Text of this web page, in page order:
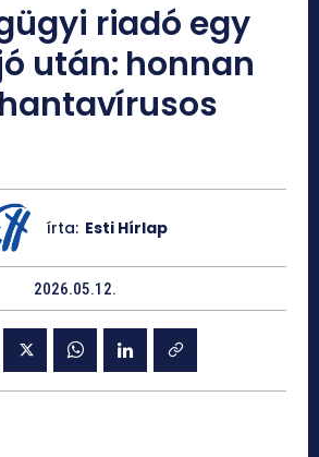
riadó egy
után: honnan
írta: Esti Hírlap
2026.05.12.